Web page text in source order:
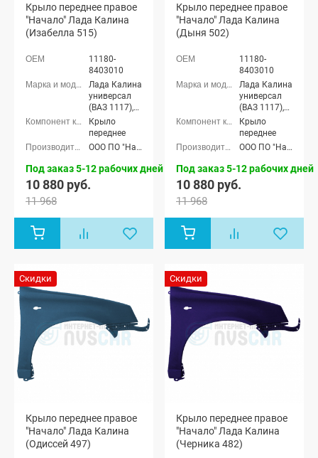
Крыло переднее правое
"Начало" Лада Калина
(Изабелла 515)
11180-
8403010
Лада Калина
универсал
(ВАЗ 1117),
Лада Калина
седан (ВАЗ
1118), Лада
Калина
хэтчбек (ВАЗ
1119)
Крыло
переднее
ООО ПО "Начало"
Под заказ 5-12 рабочих дней
10 880 руб.
11 968
Крыло переднее правое
"Начало" Лада Калина
(Дыня 502)
11180-
8403010
Лада Калина
универсал
(ВАЗ 1117),
Лада Калина
седан (ВАЗ
1118), Лада
Калина
хэтчбек (ВАЗ
1119)
Крыло
переднее
ООО ПО "Начало"
Под заказ 5-12 рабочих дней
10 880 руб.
11 968
Скидки
Крыло переднее правое
"Начало" Лада Калина
(Одиссей 497)
Скидки
Крыло переднее правое
"Начало" Лада Калина
(Черника 482)